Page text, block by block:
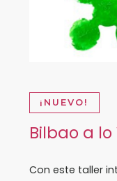
¡NUEVO!
Bilbao a
Con este taller